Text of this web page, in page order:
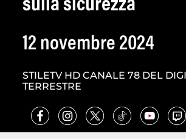
sulla sicurezza
12 novembre 2024
STILETV HD CANALE 78 DEL
TERRESTRE